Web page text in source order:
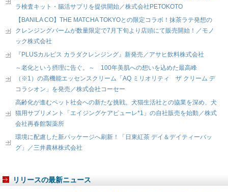
ラ検査キット・腸活サプリを提供開始／株式会社PETOKOTO
【BANILA CO】THE MATCHA TOKYOとの限定コラボ！抹茶ラテ発想の
クレンジングバームが数量限定で7月下旬より店頭にて販売開始！／モノ
ック株式会社
『PLUSカルピス カラダクレンジング』新発売／アサヒ飲料株式会社
～老化という摂理に告ぐ。～ 100年美肌への想いを込めた最高峰
（※1）の高機能エッセンスクリーム「AQ ミリオリティ ザ クリーム デ
コラシオン」を発売／株式会社コーセー
高齢化が進むペット社会への新たな挑戦。犬猫生活社との協業を深め、犬
猫用サプリメント「エイジングケアピューレ*1」の自社販売を始動／株式
会社再春館製薬所
環境に配慮した新パッケージへ刷新！「日東紅茶 デイ＆デイティーバッ
グ」／三井農林株式会社
リリースの最新ニュース